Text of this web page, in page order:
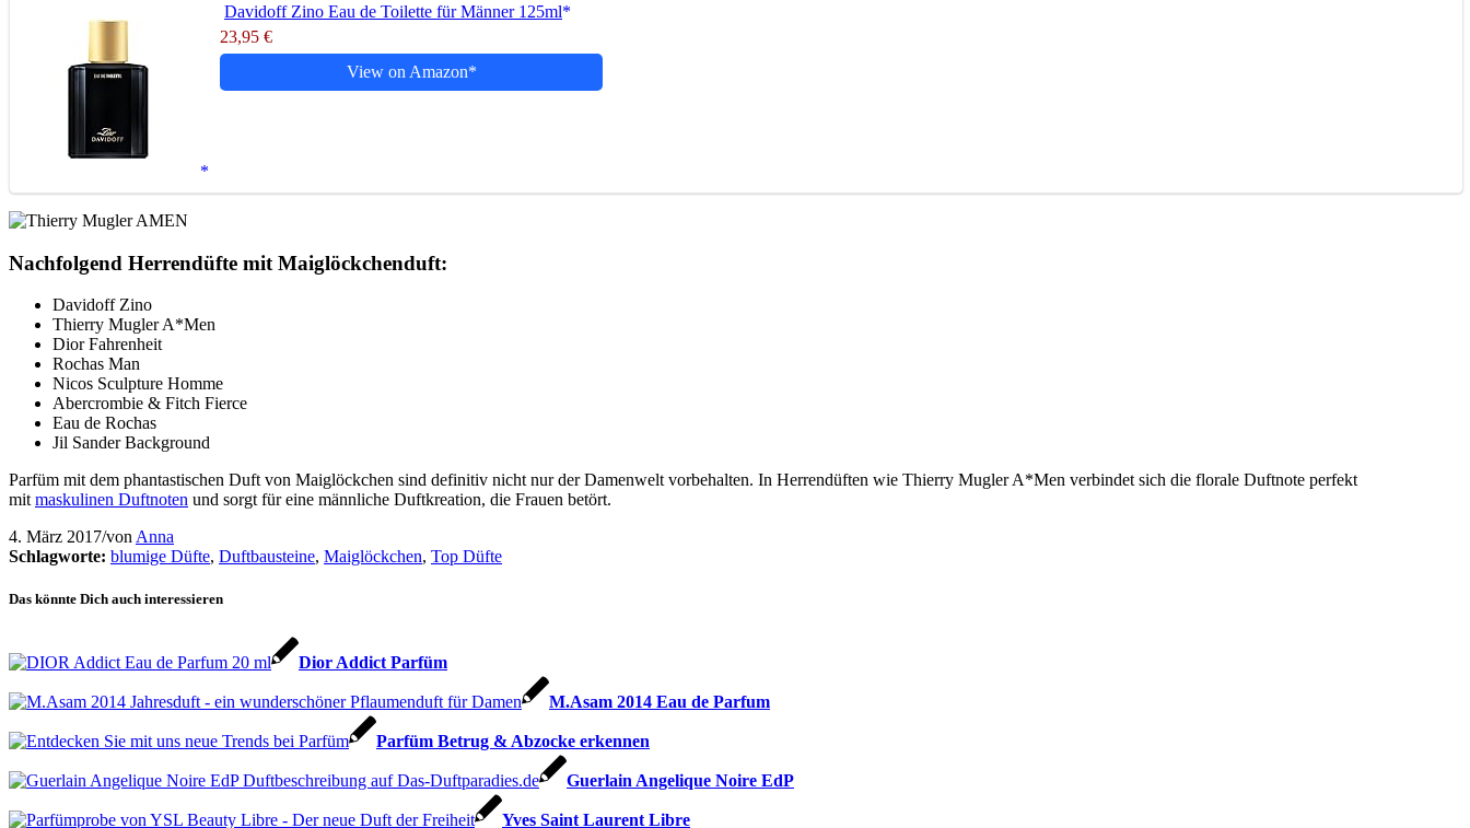
Davidoff Zino Eau de Toilette für Männer 125ml
23,95 €
View on Amazon
Nachfolgend Herrendüfte mit Maiglöckchenduft:
Davidoff Zino
Thierry Mugler A*Men
Dior Fahrenheit
Rochas Man
Nicos Sculpture Homme
Abercrombie & Fitch Fierce
Eau de Rochas
Jil Sander Background
Parfüm mit dem phantastischen Duft von Maiglöckchen sind definitiv nicht nur der Damenwelt vorbehalten. In Herrendüften wie Thierry Mugler A*Men verbindet sich die florale Duftnote perfekt
mit maskulinen Duftnoten und sorgt für eine männliche Duftkreation, die Frauen betört.
4. März 2017/von Anna
Schlagworte: blumige Düfte, Duftbausteine, Maiglöckchen, Top Düfte
Das könnte Dich auch interessieren
Dior Addict Parfüm
M.Asam 2014 Eau de Parfum
Parfüm Betrug & Abzocke erkennen
Guerlain Angelique Noire EdP
Yves Saint Laurent Libre